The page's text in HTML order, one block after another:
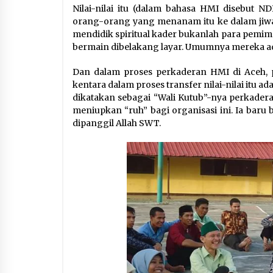
Nilai-nilai itu (dalam bahasa HMI disebut
orang-orang yang menanam itu ke dalam
mendidik spiritual kader bukanlah para
bermain dibelakang layar. Umumnya mereka
Dan dalam proses perkaderan HMI di
kentara dalam proses transfer nilai-nilai itu
dikatakan sebagai “Wali Kutub”-nya
meniupkan “ruh” bagi organisasi ini. Ia baru
dipanggil Allah SWT.